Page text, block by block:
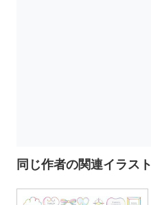
同じ作者の関連イラスト